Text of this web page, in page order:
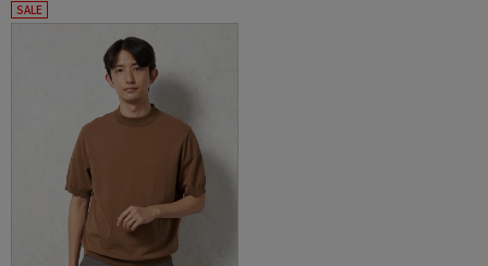
SALE